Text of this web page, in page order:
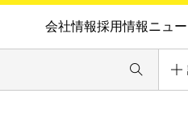
会社情報採用情報ニュ